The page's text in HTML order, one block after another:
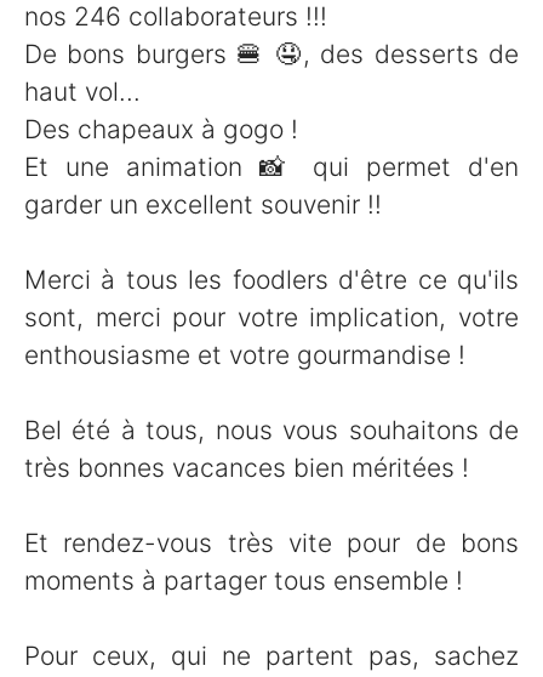
nos 246 collaborateurs !!!
De bons burgers 🍔 🤤, des desserts de
haut vol...
Des chapeaux à gogo !
Et une animation 📸 qui permet d'en
garder un excellent souvenir !!
Merci à tous les foodlers d'être ce qu'ils
sont, merci pour votre implication, votre
enthousiasme et votre gourmandise !
Bel été à tous, nous vous souhaitons de
très bonnes vacances bien méritées !
Et rendez-vous très vite pour de bons
moments à partager tous ensemble !
Pour ceux, qui ne partent pas, sachez